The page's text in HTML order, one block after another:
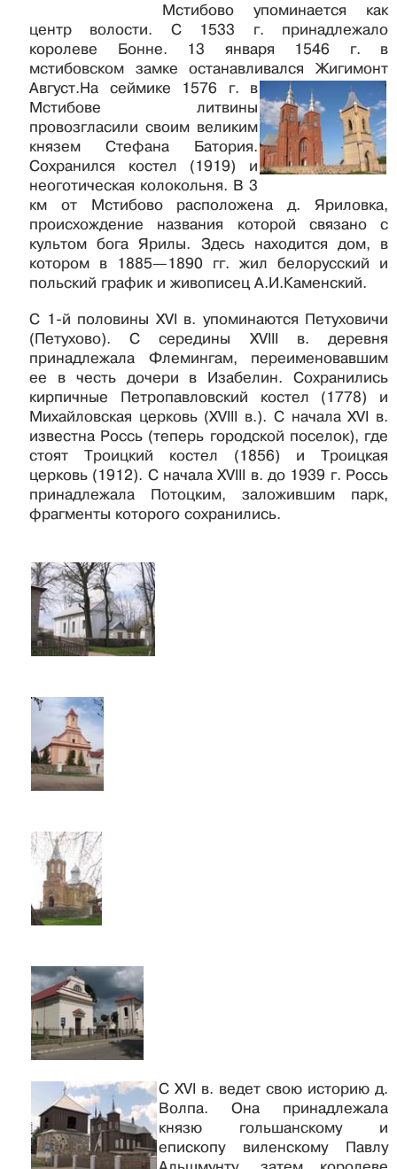
Мстибово упоминается как
центр волости. С 1533 г. принадлежало
королеве Бонне. 13 января 1546 г. в
мстибовском замке останавливался Жигимонт
Август.На сеймике 1576 г. в
Мстибове литвины
провозгласили своим великим
князем Стефана Батория.
Сохранился костел (1919) и
неоготическая колокольня. В 3
км от Мстибово расположена д. Яриловка,
происхождение названия которой связано с
культом бога Ярилы. Здесь находится дом, в
котором в 1885—1890 гг. жил белорусский и
польский график и живописец А.И.Каменский.
С 1-й половины XVI в. упоминаются Петуховичи
(Петухово). С середины XVIII в. деревня
принадлежала Флемингам, переименовавшим
ее в честь дочери в Изабелин. Сохранились
кирпичные Петропавловский костел (1778) и
Михайловская церковь (XVIII в.). С начала XVI в.
известна Россь (теперь городской поселок), где
стоят Троицкий костел (1856) и Троицкая
церковь (1912). С начала XVIII в. до 1939 г. Россь
принадлежала Потоцким, заложившим парк,
фрагменты которого сохранились.
С XVI в. ведет свою историю д.
Волпа. Она принадлежала
князю гольшанскому и
епископу виленскому Павлу